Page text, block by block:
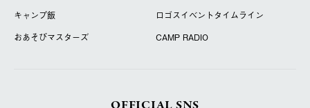
キャンプ飯
ロゴスイベントタイムライン
おあそびマスターズ
CAMP RADIO